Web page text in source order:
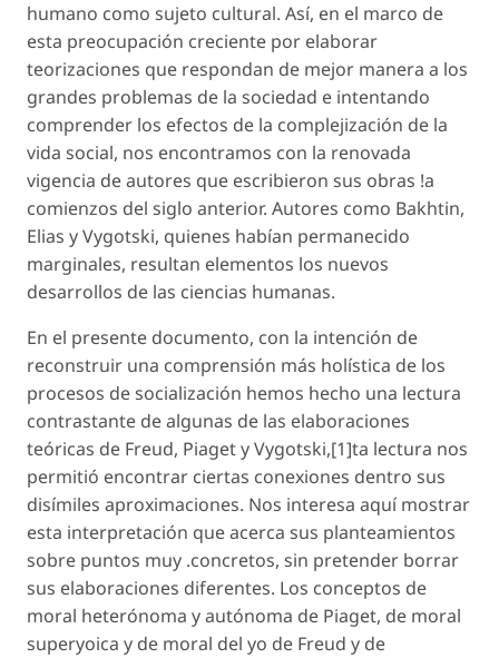
humano como sujeto cultural. Así, en el marco de
esta preocupación creciente por elaborar
teorizaciones que respondan de mejor manera a los
grandes problemas de la sociedad e intentando
comprender los efectos de la complejización de la
vida social, nos encontramos con la renovada
vigencia de autores que escribieron sus obras !a
comienzos del siglo anterior. Autores como Bakhtin,
Elias y Vygotski, quienes habían permanecido
marginales, resultan elementos los nuevos
desarrollos de las ciencias humanas.
En el presente documento, con la intención de
reconstruir una comprensión más holística de los
procesos de socialización hemos hecho una lectura
contrastante de algunas de las elaboraciones
teóricas de Freud, Piaget y Vygotski,[1]ta lectura nos
permitió encontrar ciertas conexiones dentro sus
disímiles aproximaciones. Nos interesa aquí mostrar
esta interpretación que acerca sus planteamientos
sobre puntos muy .concretos, sin pretender borrar
sus elaboraciones diferentes. Los conceptos de
moral heterónoma y autónoma de Piaget, de moral
superyoica y de moral del yo de Freud y de